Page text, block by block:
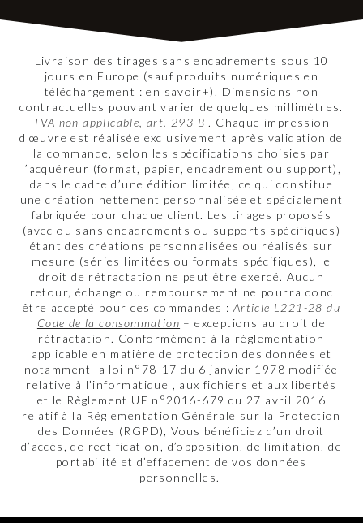
Livraison des tirages sans encadrements sous 10
jours en Europe (sauf produits numériques en
téléchargement : en savoir+). Dimensions non
contractuelles pouvant varier de quelques millimètres.
TVA non applicable, art. 293 B . Chaque impression
d'œuvre est réalisée exclusivement après validation de
la commande, selon les spécifications choisies par
l’acquéreur (format, papier, encadrement ou support),
dans le cadre d’une édition limitée, ce qui constitue
une création nettement personnalisée et spécialement
fabriquée pour chaque client. Les tirages proposés
(avec ou sans encadrements ou supports spécifiques)
étant des créations personnalisées ou réalisés sur
mesure (séries limitées ou formats spécifiques), le
droit de rétractation ne peut être exercé. Aucun
retour, échange ou remboursement ne pourra donc
être accepté pour ces commandes : Article L221-28 du
Code de la consommation – exceptions au droit de
rétractation. Conformément à la réglementation
applicable en matière de protection des données et
notamment la loi n°78-17 du 6 janvier 1978 modifiée
relative à l’informatique , aux fichiers et aux libertés
et le Règlement UE n°2016-679 du 27 avril 2016
relatif à la Réglementation Générale sur la Protection
des Données (RGPD), Vous bénéficiez d’un droit
d’accès, de rectification, d’opposition, de limitation, de
portabilité et d’effacement de vos données
personnelles.